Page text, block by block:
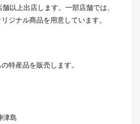
以上出店します。一部店舗では、
ジナル商品を用意しています。
特産品を販売します。
津島